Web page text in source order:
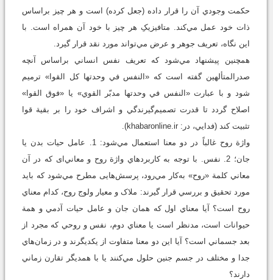
حکمت وجودي آن را قرار داده (جعل کرده) است و هر چيز براساس
ذات خود عمل مي‌کند. متافيزيکِ هر چيز با خود آن همراه است. با
اين نگاه، تعريف جوهر و عرض مي‌تواند مورد نقد قرار گيرد.
همچنين پيشنهاد مي‌شود که تعريف نفس انساني براساس آنچه
صدرالمتألهين گفته است که «النفس في وحدتها کل القوا» ترميم
شود و با عبارت «النفس في وحدتها مدبّر القوي» يا «فوق القوا»
اصلاح گردد تا قدرت تصميم‌گيرندگي و اشراف خود را بر بقية قوا
تثبيت کند (فدايي، در: khabaronline.ir).
واژة روح غالباً در دو معنا استعمال مي‌شود: 1. عامل حيات بدن يا
جان؛ 2. نفس. با توجه به‌ کاربردهاي واژة روح و معاني‌ای که در آن
معاني کلمة «روح» به‌کار مي‌رود، پرسش‌هايی مطرح مي‌شود که بايد
مورد تحقيق و بررسي قرار گيرند: ملاک و معيار ولوج روح، کدام معناي
روح است؟ آيا معناي اول که همان جان و عامل حيات آدمي و همة
حيوانات است، مدنظر است يا معناي دوم، نفس و روحي که مجرد از
بعد جسماني است؟ آيا اين دو معنا متفاوت از یکديگرند و در زمان‌هاي
جدا و مختلف در جسم جنين حلول مي‌کنند يا با همديگر تقارن زماني
دارند؟